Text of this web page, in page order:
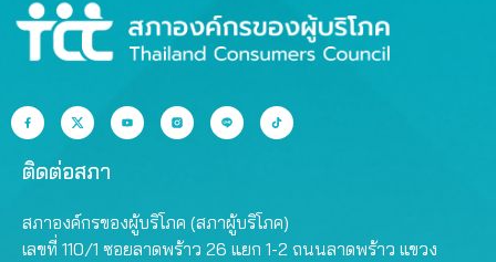
ติดต่อสภา
สภาองค์กรของผู้บริโภค (สภาผู้บริโภค)
เลขที่ 110/1 ซอยลาดพร้าว 26 แยก 1-2 ถนนลาดพร้าว แขวง